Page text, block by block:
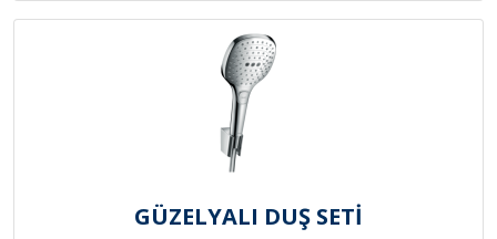
GÜZELYALI DUŞ SETİ